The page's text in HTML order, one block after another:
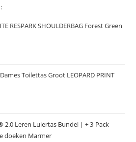
RESPARK SHOULDERBAG Forest Green
Toilettas Groot LEOPARD PRINT
2.0 Leren Luiertas Bundel | + 3-Pack
doeken Marmer